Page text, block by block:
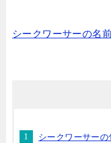
シークワーサーの名
シークワーサーの